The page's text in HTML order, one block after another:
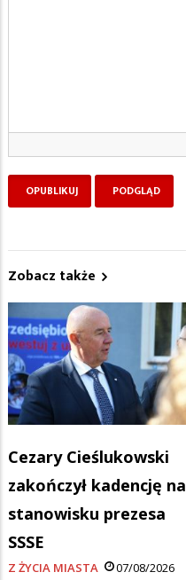
Zobacz także
Cezary Cieślukowski
zakończył kadencję na
stanowisku prezesa
SSSE
Z ŻYCIA MIASTA 07/08/2026